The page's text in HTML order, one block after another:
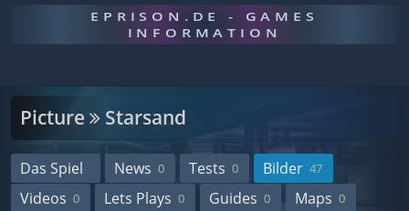
EPRISON.DE - GAMES
INFORMATION
Picture Starsand
Das Spiel News 0 Tests 0 Bilder 47
Videos 0 Lets Plays 0 Guides 0 Maps 0